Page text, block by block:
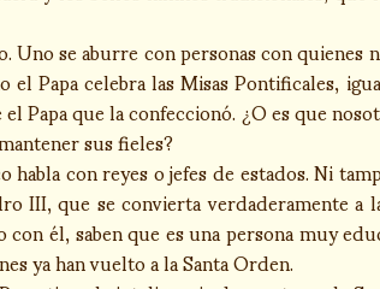
se aburre con personas con
Papa celebra las Misas Pontificales,
Papa que la confeccionó. ¿O es que
sus fieles?
con reyes o jefes de estados. Ni
III, que se convierta verdaderamente a
él, saben que es una persona muy
ya han vuelto a la Santa Orden.